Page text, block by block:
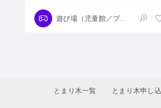
遊び場（児童館／プレーパーク）
とまり木一覧 とまり木申し